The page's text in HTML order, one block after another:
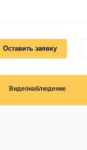
Оставить заявку
Видеонаблюдение